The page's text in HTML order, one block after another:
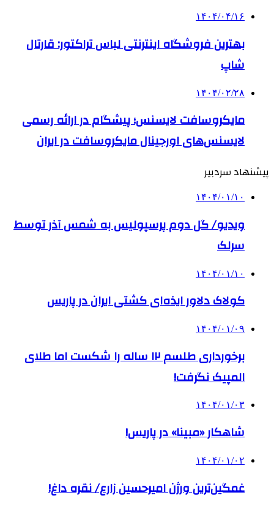
۱۴۰۴/۰۴/۱۶
بهترین فروشگاه اینترنتی لباس تراکتور: قارتال
شاپ
۱۴۰۴/۰۲/۲۸
مایکروسافت لایسنس؛ پیشگام در ارائه رسمی
لایسنس‌های اورجینال مایکروسافت در ایران
پیشنهاد سردبیر
۱۴۰۴/۰۱/۱۰
ویدیو/ گل دوم پرسپولیس به شمس آذر توسط
سرلک
۱۴۰۴/۰۱/۱۰
کولاک دلاور ایذه‌ای کشتی ایران در پاریس
۱۴۰۴/۰۱/۰۹
برخورداری طلسم ۱۲ ساله را شکست اما طلای
المپیک نگرفت!
۱۴۰۴/۰۱/۰۳
شاهکار «مبینا» در پاریس!
۱۴۰۴/۰۱/۰۲
غمگین‌ترین ورژن امیرحسین زارع/ نقره داغ!